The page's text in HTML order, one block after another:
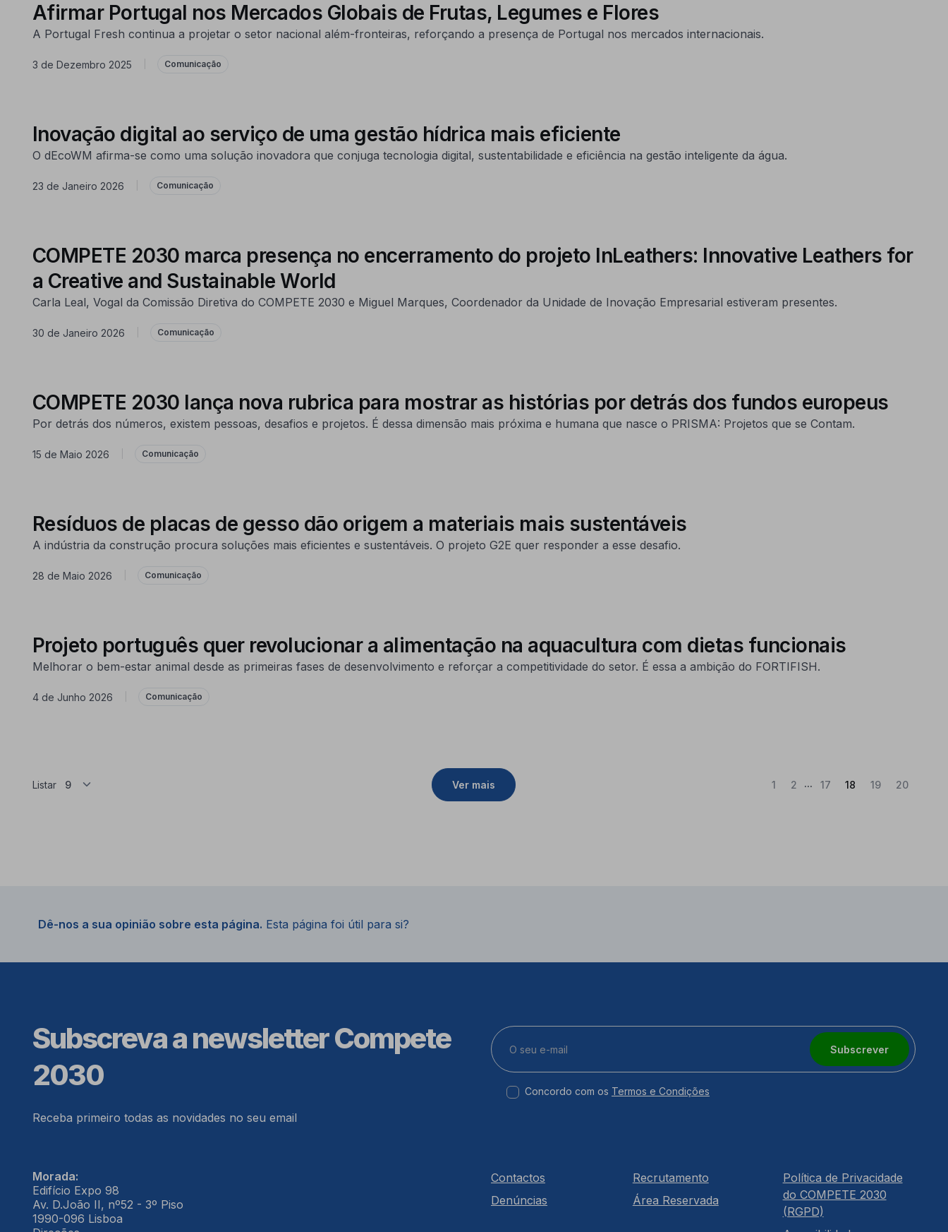
Afirmar Portugal nos Mercados Globais de Frutas, Legumes e Flores
A Portugal Fresh continua a projetar o setor nacional além-fronteiras, reforçando a presença de Portugal nos mercados internacionais.
3 de Dezembro 2025 Comunicação
Inovação digital ao serviço de uma gestão hídrica mais eficiente
O dEcoWM afirma-se como uma solução inovadora que conjuga tecnologia digital, sustentabilidade e eficiência na gestão inteligente da água.
23 de Janeiro 2026 Comunicação
COMPETE 2030 marca presença no encerramento do projeto InLeathers: Innovative Leathers for
a Creative and Sustainable World
Carla Leal, Vogal da Comissão Diretiva do COMPETE 2030 e Miguel Marques, Coordenador da Unidade de Inovação Empresarial estiveram presentes.
30 de Janeiro 2026 Comunicação
COMPETE 2030 lança nova rubrica para mostrar as histórias por detrás dos fundos europeus
Por detrás dos números, existem pessoas, desafios e projetos. É dessa dimensão mais próxima e humana que nasce o PRISMA: Projetos que se Contam.
15 de Maio 2026 Comunicação
Resíduos de placas de gesso dão origem a materiais mais sustentáveis
A indústria da construção procura soluções mais eficientes e sustentáveis. O projeto G2E quer responder a esse desafio.
28 de Maio 2026 Comunicação
Projeto português quer revolucionar a alimentação na aquacultura com dietas funcionais
Melhorar o bem-estar animal desde as primeiras fases de desenvolvimento e reforçar a competitividade do setor. É essa a ambição do FORTIFISH.
4 de Junho 2026 Comunicação
Listar Ver mais 1 2 ... 17 18 (Atual)
19 20
Dê-nos a sua opinião sobre esta página. Esta página foi útil para si?
Subscreva a newsletter Compete
2030
Receba primeiro todas as novidades no seu email
Subscrever
Concordo com os Termos e Condições
Morada:
Edifício Expo 98
Av. D.João II, nº52 - 3º Piso
1990-096 Lisboa
Contactos
Denúncias
Recrutamento
Área Reservada
Política de Privacidade
do COMPETE 2030
(RGPD)